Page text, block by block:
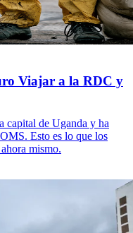
Viajar a la RDC y
capital de Uganda y ha
Esto es lo que los
mismo.